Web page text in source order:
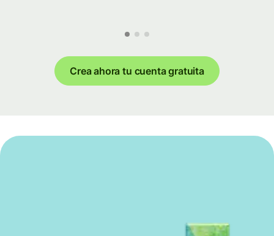
Crea ahora tu cuenta gratuita